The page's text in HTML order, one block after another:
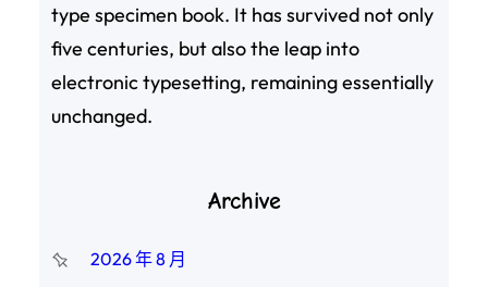
type specimen book. It has survived not only
five centuries, but also the leap into
electronic typesetting, remaining essentially
unchanged.
Archive
2026 年 8 月